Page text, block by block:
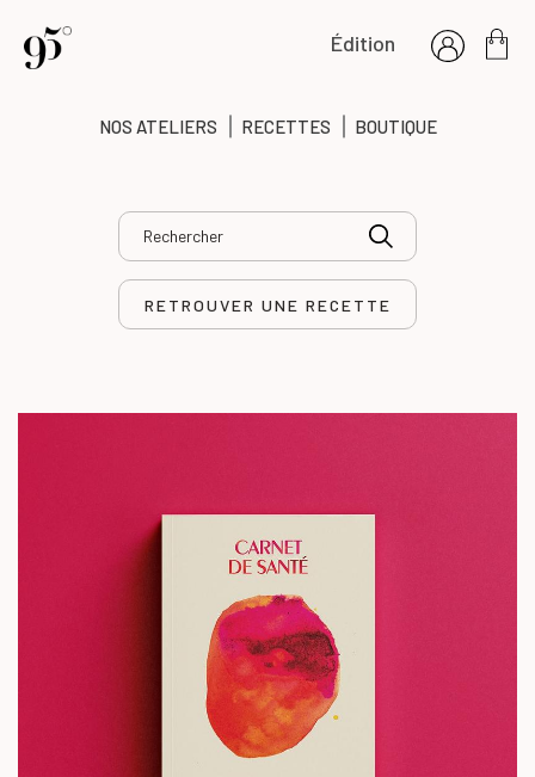
Édition
NOS ATELIERS RECETTES BOUTIQUE
RETROUVER UNE RECETTE